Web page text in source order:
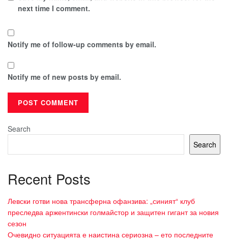
next time I comment.
Notify me of follow-up comments by email.
Notify me of new posts by email.
Search
Search
Recent Posts
Левски готви нова трансферна офанзива: „синият“ клуб
преследва аржентински голмайстор и защитен гигант за новия
сезон
Очевидно ситуацията е наистина сериозна – ето последните